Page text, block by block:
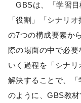
GBSは、「学習目
「役割」「シナリ
の7つの構成要素か
際の場面の中で必要
いく過程を「シナ
解決することで、「
のように、GBS教